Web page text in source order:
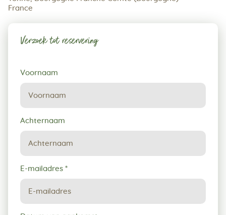
France
Verzoek tot reservering
Verzoek
tot
reservering
Voornaam
Achternaam
E-mailadres *